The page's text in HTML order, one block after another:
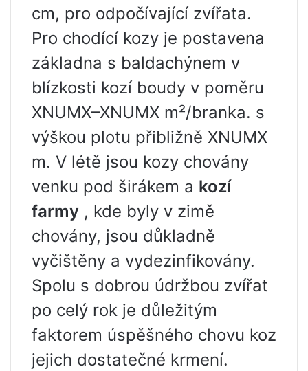
cm, pro odpočívající zvířata.
Pro chodící kozy je postavena
základna s baldachýnem v
blízkosti kozí boudy v poměru
XNUMX–XNUMX m²/branka. s
výškou plotu přibližně XNUMX
m. V létě jsou kozy chovány
venku pod širákem a kozí
farmy , kde byly v zimě
chovány, jsou důkladně
vyčištěny a vydezinfikovány.
Spolu s dobrou údržbou zvířat
po celý rok je důležitým
faktorem úspěšného chovu koz
jejich dostatečné krmení.